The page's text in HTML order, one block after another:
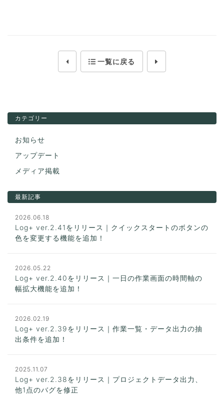
一覧に戻る
カテゴリー
お知らせ
アップデート
メディア掲載
最新記事
2026.06.18
Log+ ver.2.41をリリース｜クイックスタートのボタンの
色を変更する機能を追加！
2026.05.22
Log+ ver.2.40をリリース｜一日の作業画面の時間軸の
幅拡大機能を追加！
2026.02.19
Log+ ver.2.39をリリース｜作業一覧・データ出力の抽
出条件を追加！
2025.11.07
Log+ ver.2.38をリリース｜プロジェクトデータ出力、
他1点のバグを修正